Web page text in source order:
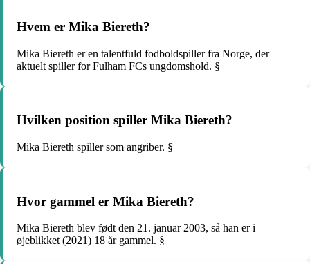
Hvem er Mika Biereth?
Mika Biereth er en talentfuld fodboldspiller fra Norge, der
aktuelt spiller for Fulham FCs ungdomshold. §
Hvilken position spiller Mika Biereth?
Mika Biereth spiller som angriber. §
Hvor gammel er Mika Biereth?
Mika Biereth blev født den 21. januar 2003, så han er i
øjeblikket (2021) 18 år gammel. §